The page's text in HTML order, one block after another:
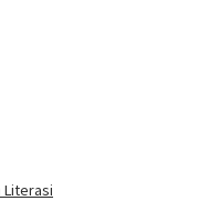
Literasi